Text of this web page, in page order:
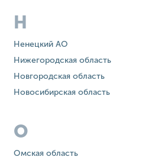
Н
Ненецкий АО
Нижегородская область
Новгородская область
Новосибирская область
О
Омская область